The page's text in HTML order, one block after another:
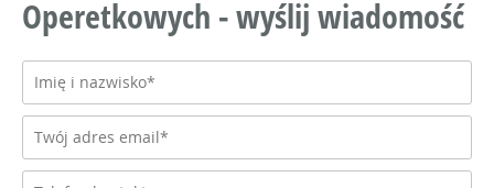
Operetkowych - wyślij wiadomość